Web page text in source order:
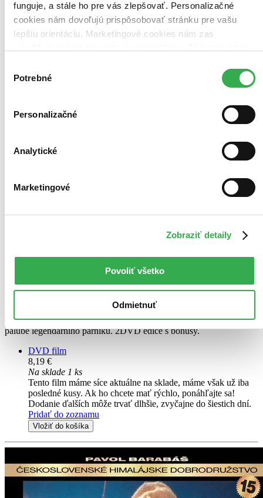
funguje, a stále ho pre vás zlepšovať. Personalizačné
cookies nám dovoľujú prispôsobovať stránku pre vašu
lepšiu orientáciu. Marketingové cookies nám zas
keby sme mohli používať všetky tieto cookies. Ďakujeme!
súhlasu
Potrebné
Personalizačné
Analytické
Marketingové
Zobraziť detaily
Povoliť všetko
Odmietnuť
CZ
Kate Winslet
Bill Paxton
Luxusní plavba se promění v boj o život. Příběh o lásce a zkáze na
palubě legendárního parníku. 2DVD edice s bonusy.
DVD film
8,19 €
Na sklade 1 ks
Tento film máme síce aktuálne na sklade, máme však už iba
posledné kusy. Ak ho chcete mať rýchlo, ponáhľajte sa!
Dodanie ďalších môže trvať dlhšie, zvyčajne do šiestich dní.
Pridať do zoznamu
Vložiť do košíka